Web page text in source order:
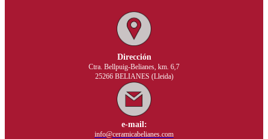
Dirección
Ctra. Bellpuig-Belianes, km. 6,7
25266 BELIANES (Lleida)
e-mail:
info@ceramicabelianes.com